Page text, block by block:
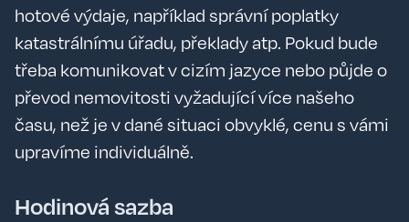
hotové výdaje, například správní poplatky
katastrálnímu úřadu, překlady atp. Pokud bude
třeba komunikovat v cizím jazyce nebo půjde o
převod nemovitosti vyžadující více našeho
času, než je v dané situaci obvyklé, cenu s vámi
upravíme individuálně.
Hodinová sazba